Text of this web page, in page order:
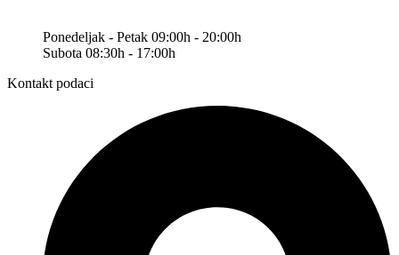
Ponedeljak - Petak 09:00h - 20:00h
Subota 08:30h - 17:00h
Kontakt podaci